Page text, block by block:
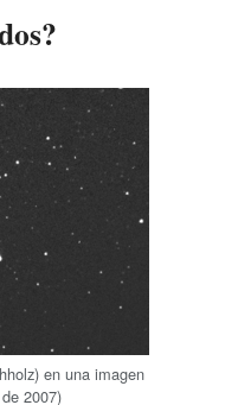
en una imagen
2007)